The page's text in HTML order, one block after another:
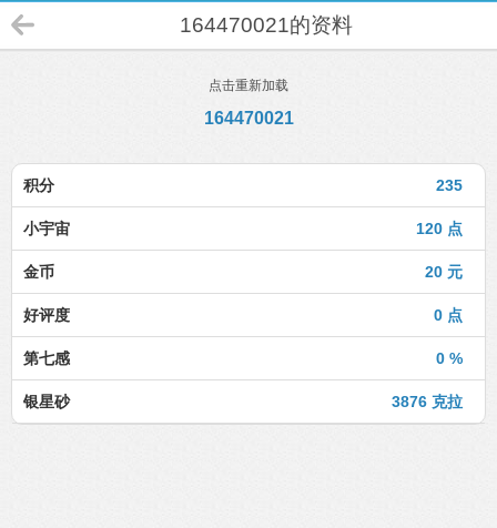
164470021的资料
点击重新加载
164470021
235
积分
120 点
小宇宙
20 元
金币
0 点
好评度
0 %
第七感
3876 克拉
银星砂